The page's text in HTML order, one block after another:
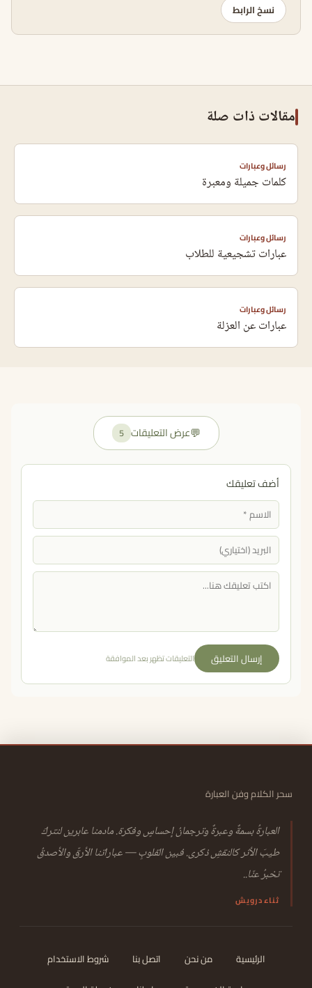
نسخ الرابط
مقالات ذات صلة
رسائل وعبارات
كلمات جميلة ومعبرة
رسائل وعبارات
عبارات تشجيعية للطلاب
رسائل وعبارات
عبارات عن العزلة
💬عرض التعليقات 5
أضف تعليقك
إرسال التعليق التعليقات تظهر بعد الموافقة
سحر الكلام وفن العبارة
العبارةُ بسمةٌ وعبرةٌ وترجمانُ إحساسٍ وفكرة. مادمنا عابرين لنتركَ
طيبَ الأثر كالنقشِ ذكرى. فبين القلوبِ — عباراتنا الأرقّ والأصدقُ
تخبرُ عنّا..
ثناء درويش
الرئيسية من نحن اتصل بنا
شروط الاستخدام